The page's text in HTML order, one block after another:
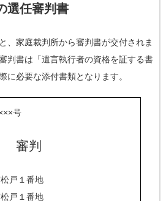
選任審判書
、家庭裁判所から審判書が交付されま
判書は「遺言執行者の資格を証する書
に必要な添付書類となります。
号
審判
戸１番地
戸１番地